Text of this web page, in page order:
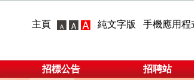
主頁 純文字版 手機應用程
招標公告 招聘站